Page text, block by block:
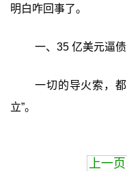
明白咋回事了。
一、35 亿美元逼
一切的导火索，
立”。
上一页